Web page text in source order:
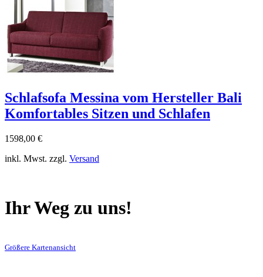
Schlafsofa Messina vom Hersteller Bali
Komfortables Sitzen und Schlafen
1598,00 €
inkl. Mwst. zzgl. Versand
Ihr Weg zu uns!
Größere Kartenansicht